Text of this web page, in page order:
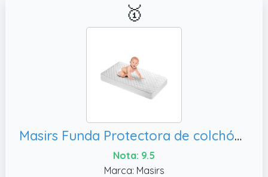
🥇
Masirs Funda Protectora de colchón para Cuna: Material cómodo, Transpirable e Impermeable. Mantén el colchón de Cuna Limpio y Protegido y Dale a tu bebé un sueño reparador y Acogedor. Apto para
Nota: 9.5
Marca: Masirs